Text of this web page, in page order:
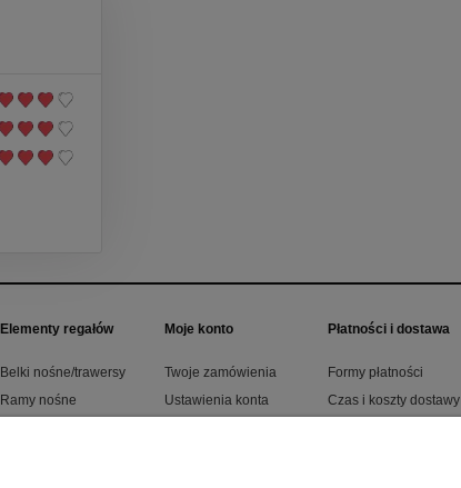
Elementy regałów
Belki nośne/trawersy
Ramy nośne
Moje konto
Twoje zamówienia
Ustawienia konta
Płatności i dostawa
Formy płatności
Czas i koszty dostawy